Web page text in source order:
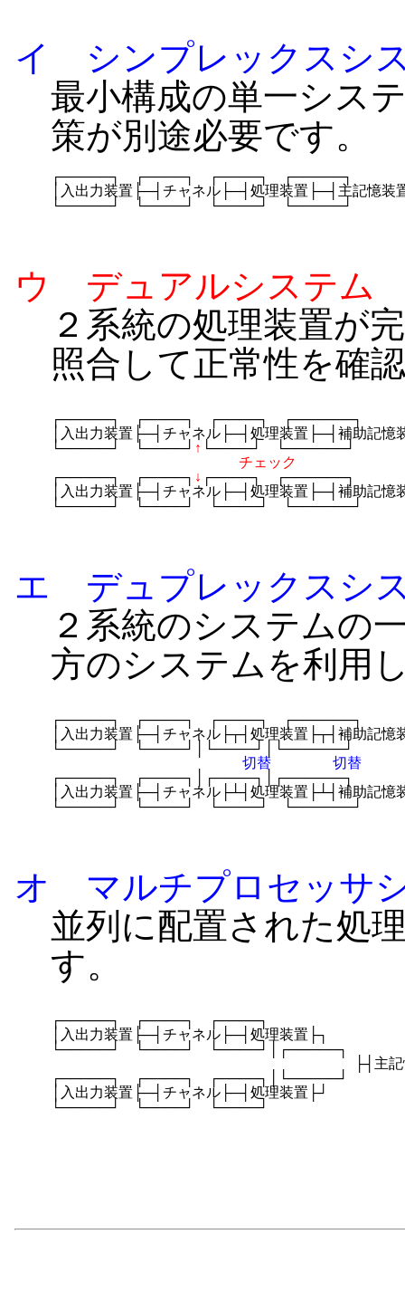
イ シンプレックスシ
最小構成の単一シス
策が別途必要です。
┌─────┐　┌────┐　┌────┐　┌─────┐
│入出力装置├─┤チャネル├─┤処理装置├─┤主記憶装
└─────┘　└────┘　└────┘　└─────┘
ウ デュアルシステム
２系統の処理装置が
照合して正常性を確
┌─────┐　┌────┐　┌────┐　┌──────┐
│入出力装置├─┤チャネル├─┤処理装置├─┤補助記憶
└─────┘　└────┘ ↑ └────┘　└──────┘
チェック
┌─────┐　┌────┐ ↓ ┌────┐　┌──────┐
│入出力装置├─┤チャネル├─┤処理装置├─┤補助記憶
└─────┘　└────┘　└────┘　└──────┘
エ デュプレックスシ
２系統のシステムの
方のシステムを利用
┌─────┐　┌────┐　┌────┐　┌──────┐
│入出力装置├─┤チャネル├┬┤処理装置├┬┤補助記憶
└─────┘　└────┘│└────┘│└──────┘
切替
切替
┌─────┐　┌────┐│┌────┐│┌──────┐
│入出力装置├─┤チャネル├┴┤処理装置├┴┤補助記憶
└─────┘　└────┘　└────┘　└──────┘
オ マルチプロセッサ
並列に配置された処
す。
┌─────┐　┌────┐　┌────┐
│入出力装置├─┤チャネル├─┤処理装置├┐
└─────┘　└────┘　└────┘│┌─────┐
├┤主記憶装
┌─────┐　┌────┐　┌────┐│└─────┘
│入出力装置├─┤チャネル├─┤処理装置├┘
└─────┘　└────┘　└────┘